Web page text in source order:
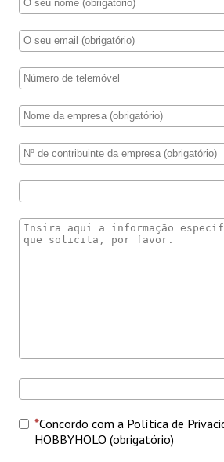
Concordo com a Política de
HOBBYHOLO (obrigatório)